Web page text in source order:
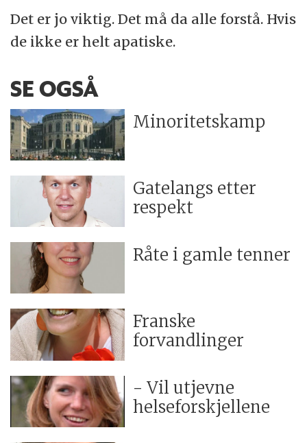
Det er jo viktig. Det må da alle forstå. Hvis
de ikke er helt apatiske.
SE OGSÅ
Minoritetskamp
Gatelangs etter
respekt
Råte i gamle tenner
Franske
forvandlinger
- Vil utjevne
helseforskjellene